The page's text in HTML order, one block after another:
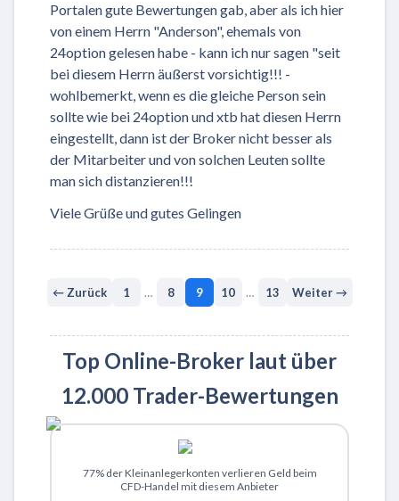
Portalen gute Bewertungen gab, aber als ich hier
von einem Herrn "Anderson", ehemals von
24option gelesen habe - kann ich nur sagen "seit
bei diesem Herrn äußerst vorsichtig!!! -
wohlbemerkt, wenn es die gleiche Person sein
sollte wie bei 24option und xtb hat diesen Herrn
eingestellt, dann ist der Broker nicht besser als
der Mitarbeiter und von solchen Leuten sollte
man sich distanzieren!!!
Viele Grüße und gutes Gelingen
← Zurück 1 … 8 9 10 … 13 Weiter →
Top Online-Broker laut über
12.000 Trader-Bewertungen
Zu XTB
77% der Kleinanlegerkonten verlieren Geld beim
CFD-Handel mit diesem Anbieter